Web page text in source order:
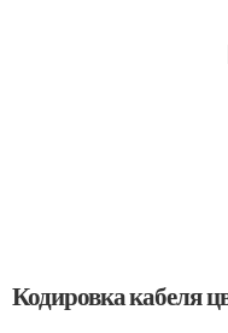
Кодировка кабеля